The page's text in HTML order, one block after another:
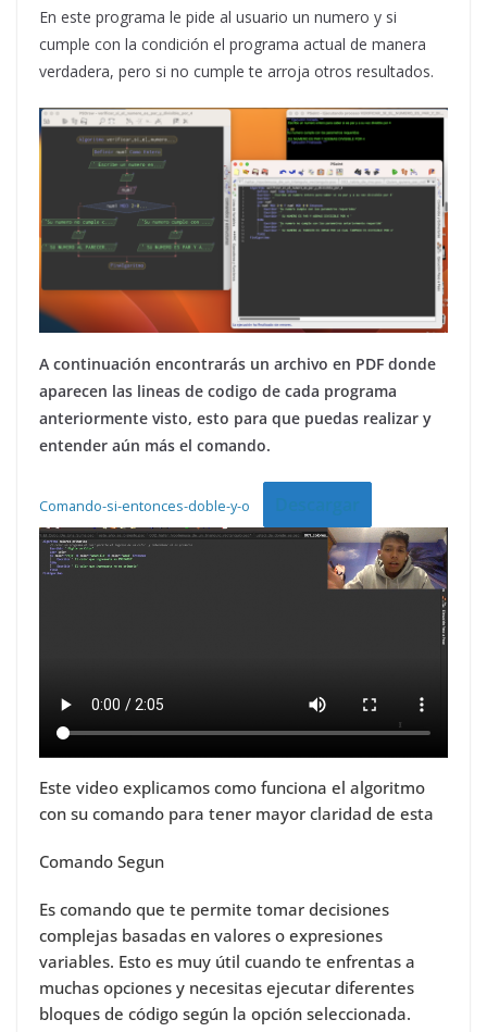
En este programa le pide al usuario un numero y si
cumple con la condición el programa actual de manera
verdadera, pero si no cumple te arroja otros resultados.
A continuación encontrarás un archivo en PDF donde
aparecen las lineas de codigo de cada programa
anteriormente visto, esto para que puedas realizar y
entender aún más el comando.
Comando-si-entonces-doble-y-o
Este video explicamos como funciona el algoritmo
con su comando para tener mayor claridad de esta
Comando Segun
Es comando que te permite tomar decisiones
complejas basadas en valores o expresiones
variables. Esto es muy útil cuando te enfrentas a
muchas opciones y necesitas ejecutar diferentes
bloques de código según la opción seleccionada.